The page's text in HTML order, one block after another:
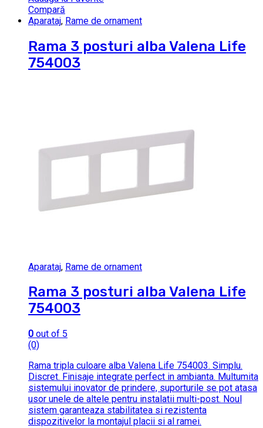
Compară
Aparataj, Rame de ornament
Rama 3 posturi alba Valena Life
754003
Aparataj, Rame de ornament
Rama 3 posturi alba Valena Life
754003
0 out of 5
(0)
Rama tripla culoare alba Valena Life 754003. Simplu.
Discret. Finisaje integrate perfect in ambianta. Multumita
sistemului inovator de prindere, suporturile se pot atasa
usor unele de altele pentru instalatii multi-post. Noul
sistem garanteaza stabilitatea si rezistenta
dispozitivelor la montajul placii si al ramei.